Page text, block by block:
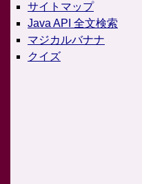
サイトマップ
Java API 全文検索
マジカルバナナ
クイズ